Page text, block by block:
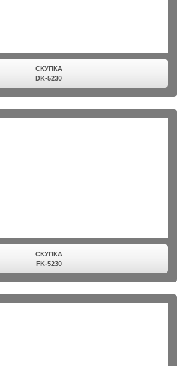
СКУПКА
DK-5230
СКУПКА
FK-5230